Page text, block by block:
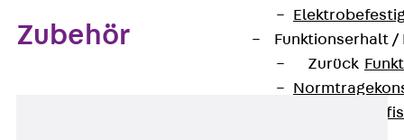
Funktionserhalt
Zurück
Zubehör